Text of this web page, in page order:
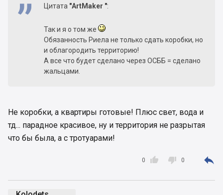
Цитата "ArtMaker ":
Так и я о том же
Обязанность Риела не только сдать коробки, но
и облагородить территорию!
А все что будет сделано через ОСББ = сделано
жальцами.
Не коробки, а квартиры готовые! Плюс свет, вода и
тд... парадное красивое, ну и территория не разрытая
что бы была, а с тротуарами!

0  0 